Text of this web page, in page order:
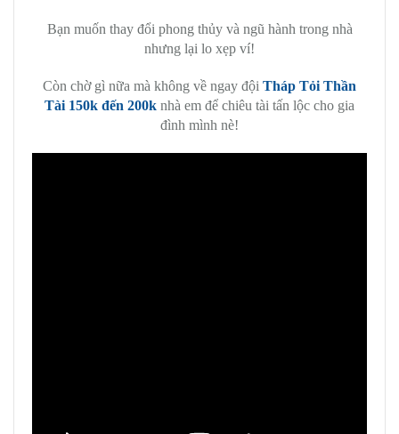
Bạn muốn thay đổi phong thủy và ngũ hành trong nhà
nhưng lại lo xẹp ví!
Còn chờ gì nữa mà không về ngay đội Tháp Tỏi Thần
Tài 150k đến 200k nhà em để chiêu tài tấn lộc cho gia
đình mình nè!